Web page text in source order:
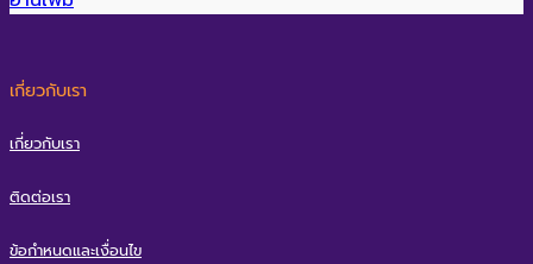
เกี่ยวกับเรา
เกี่ยวกับเรา
ติดต่อเรา
ข้อกำหนดและเงื่อนไข